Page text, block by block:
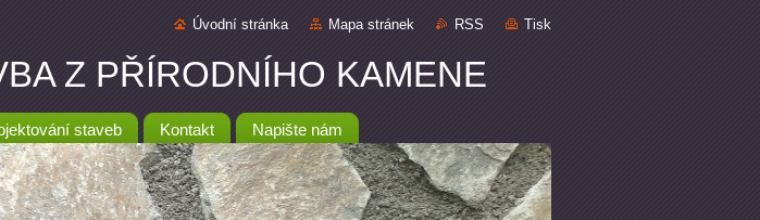
Úvodní stránka Mapa stránek RSS Tisk
Z PŘÍRODNÍHO KAMENE
staveb Kontakt Napište nám